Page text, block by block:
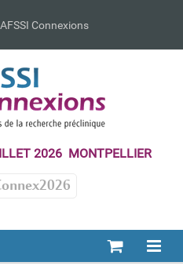
Connexions
2026 MONTPELLIER